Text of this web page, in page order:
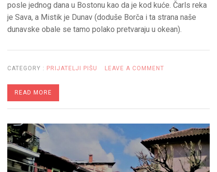
posle jednog dana u Bostonu kao da je kod kuće. Čarls reka
je Sava, a Mistik je Dunav (doduše Borča i ta strana naše
dunavske obale se tamo polako pretvaraju u okean).
CATEGORY : PRIJATELJI PIŠU LEAVE A COMMENT
BOSTONSKA
ČAJANKA
READ MORE